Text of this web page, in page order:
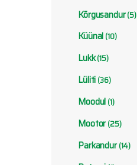
Kõrgusandur(5)
Küünal (10)
Lukk(15)
Lüliti (36)
Moodul (1)
Mootor(25)
Parkandur(14)